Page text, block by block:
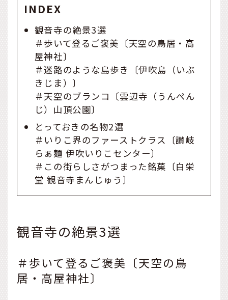
INDEX
観音寺の絶景3選
＃歩いて登るご褒美〔天空の鳥居・高
屋神社〕
＃迷路のような島歩き〔伊吹島（いぶ
きじま）〕
＃天空のブランコ〔雲辺寺（うんぺん
じ）山頂公園〕
とっておきの名物2選
＃いりこ界のファーストクラス〔讃岐
らぁ麺 伊吹いりこセンター〕
＃この街らしさがつまった銘菓〔白栄
堂 観音寺まんじゅう〕
観音寺の絶景3選
＃歩いて登るご褒美〔天空の鳥
居・高屋神社〕